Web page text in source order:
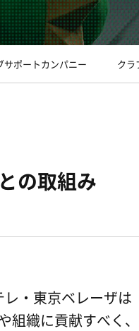
サポートカンパニー クラ
の取組み
・東京ベレーザは
組織に貢献すべく、